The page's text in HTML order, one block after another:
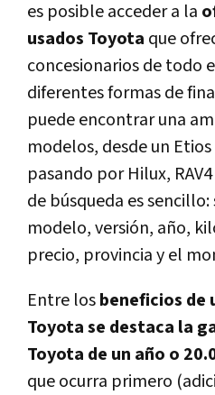
es posible acceder a la
usados Toyota que
concesionarios de todo
diferentes formas de
puede encontrar una
modelos, desde un Etios
pasando por Hilux,
de búsqueda es
modelo, versión, año,
precio, provincia y el
Entre losbeneficios de
Toyota se destaca la
Toyota de un año o
que ocurra primero